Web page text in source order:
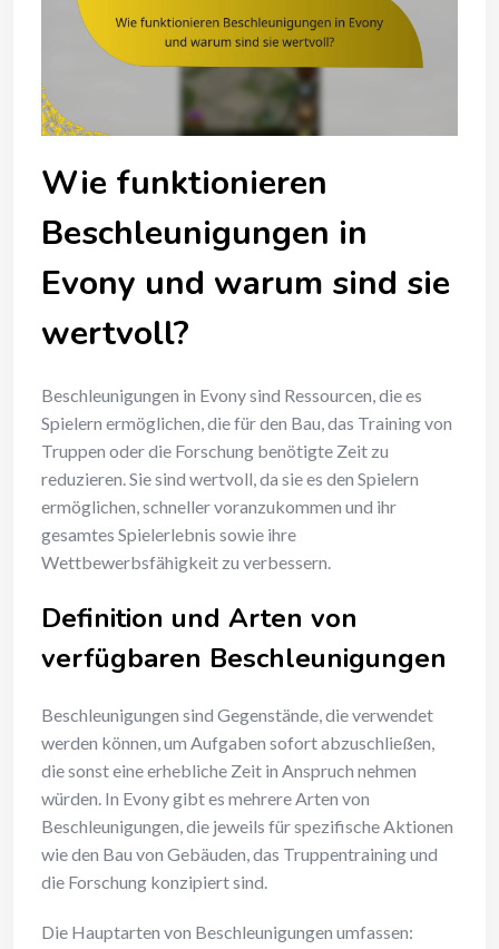
Wie funktionieren
Beschleunigungen in
Evony und warum sind sie
wertvoll?
Beschleunigungen in Evony sind Ressourcen, die es
Spielern ermöglichen, die für den Bau, das Training von
Truppen oder die Forschung benötigte Zeit zu
reduzieren. Sie sind wertvoll, da sie es den Spielern
ermöglichen, schneller voranzukommen und ihr
gesamtes Spielerlebnis sowie ihre
Wettbewerbsfähigkeit zu verbessern.
Definition und Arten von
verfügbaren Beschleunigungen
Beschleunigungen sind Gegenstände, die verwendet
werden können, um Aufgaben sofort abzuschließen,
die sonst eine erhebliche Zeit in Anspruch nehmen
würden. In Evony gibt es mehrere Arten von
Beschleunigungen, die jeweils für spezifische Aktionen
wie den Bau von Gebäuden, das Truppentraining und
die Forschung konzipiert sind.
Die Hauptarten von Beschleunigungen umfassen: